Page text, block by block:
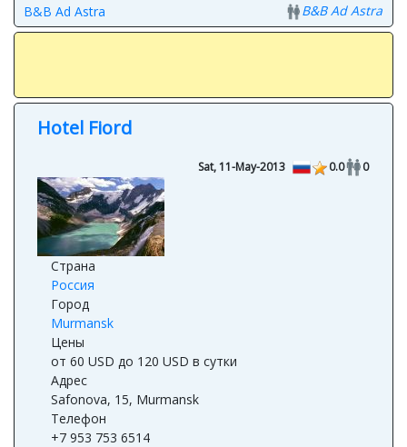
B&B Ad Astra B&B Ad Astra
Hotel Fiord
Sat, 11-May-2013 0.0 0
Страна
Россия
Город
Murmansk
Цены
от 60 USD до 120 USD в сутки
Адрес
Safonova, 15, Murmansk
Телефон
+7 953 753 6514